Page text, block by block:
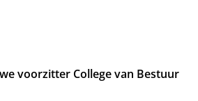
voorzitter College van Bestuur